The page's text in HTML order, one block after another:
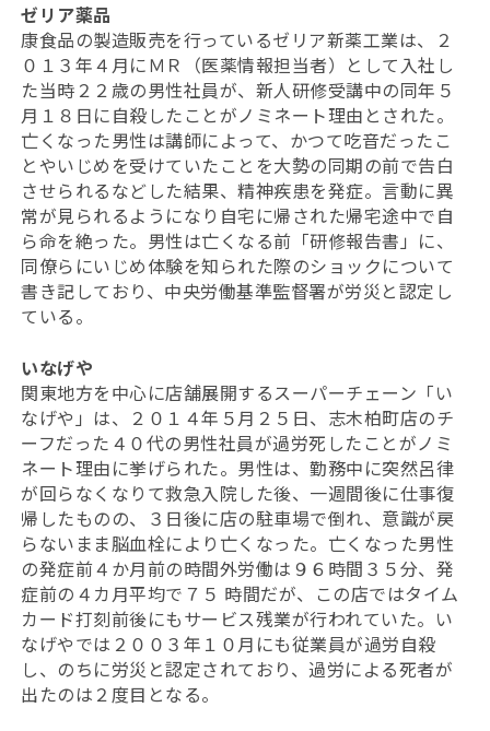
ゼリア薬品
康食品の製造販売を行っているゼリア新薬工業は、２
０１３年４月にＭＲ（医薬情報担当者）として入社し
た当時２２歳の男性社員が、新人研修受講中の同年５
月１８日に自殺したことがノミネート理由とされた。
亡くなった男性は講師によって、かつて吃音だったこ
とやいじめを受けていたことを大勢の同期の前で告白
させられるなどした結果、精神疾患を発症。言動に異
常が見られるようになり自宅に帰された帰宅途中で自
ら命を絶った。男性は亡くなる前「研修報告書」に、
同僚らにいじめ体験を知られた際のショックについて
書き記しており、中央労働基準監督署が労災と認定し
ている。
いなげや
関東地方を中心に店舗展開するスーパーチェーン「い
なげや」は、２０１４年５月２５日、志木柏町店のチ
ーフだった４０代の男性社員が過労死したことがノミ
ネート理由に挙げられた。男性は、勤務中に突然呂律
が回らなくなりて救急入院した後、一週間後に仕事復
帰したものの、３日後に店の駐車場で倒れ、意識が戻
らないまま脳血栓により亡くなった。亡くなった男性
の発症前４か月前の時間外労働は９６時間３５分、発
症前の４カ月平均で７５ 時間だが、この店ではタイム
カード打刻前後にもサービス残業が行われていた。い
なげやでは２００３年１０月にも従業員が過労自殺
し、のちに労災と認定されており、過労による死者が
出たのは２度目となる。